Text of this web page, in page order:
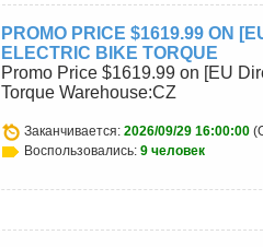
PROMO PRICE $1619.99 ON
ELECTRIC BIKE TORQUE
Promo Price $1619.99 on [EU
Torque Warehouse:CZ
Заканчивается: 2026/09/29 16:00:00
Воспользовались: 9 человек